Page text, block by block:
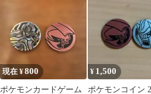
現在 ¥800
ポケモンカードゲーム
¥ 1,500
ポケモンコイン